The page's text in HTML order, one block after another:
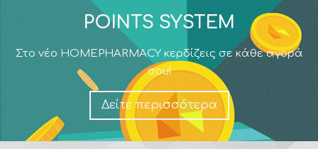
POINTS SYSTEM
Στο νέο HOMEPHARMACY κερδίζεις σε κάθε αγορά
σου!
Δείτε περισσότερα